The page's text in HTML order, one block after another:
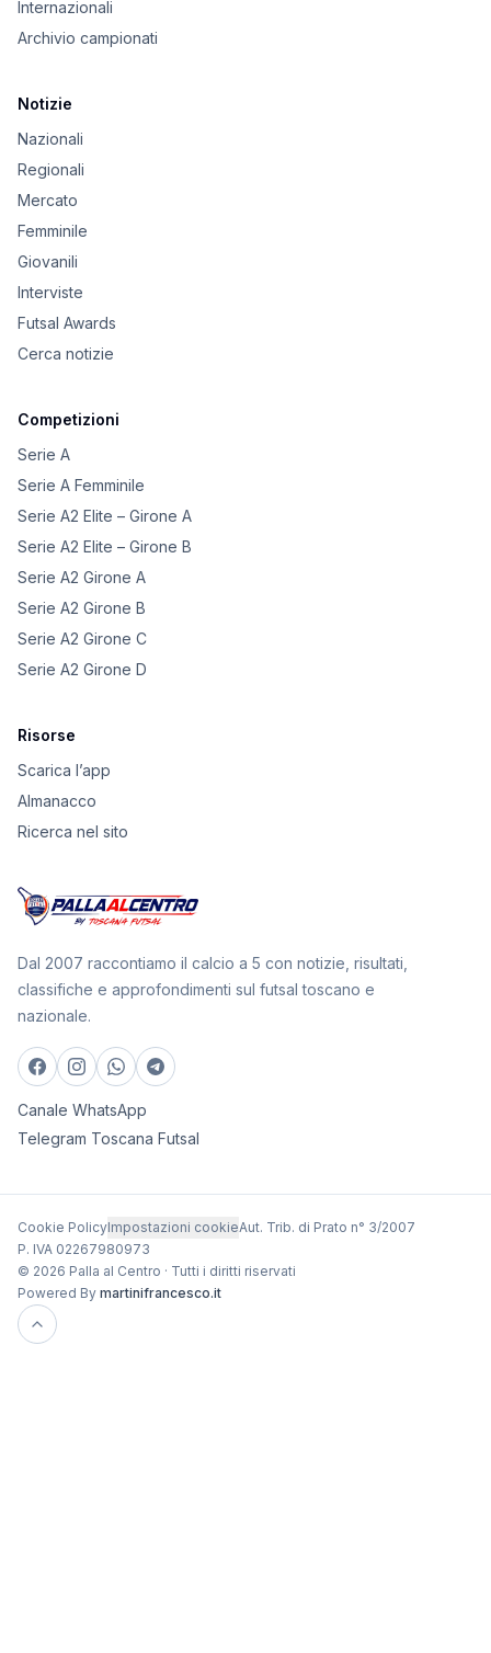
Internazionali
Archivio campionati
Notizie
Nazionali
Regionali
Mercato
Femminile
Giovanili
Interviste
Futsal Awards
Cerca notizie
Competizioni
Serie A
Serie A Femminile
Serie A2 Elite – Girone A
Serie A2 Elite – Girone B
Serie A2 Girone A
Serie A2 Girone B
Serie A2 Girone C
Serie A2 Girone D
Risorse
Scarica l’app
Almanacco
Ricerca nel sito
Dal 2007 raccontiamo il calcio a 5 con notizie, risultati,
classifiche e approfondimenti sul futsal toscano e
nazionale.
Canale WhatsApp
Telegram Toscana Futsal
Cookie PolicyImpostazioni cookieAut. Trib. di Prato n° 3/2007
P. IVA 02267980973
© 2026 Palla al Centro · Tutti i diritti riservati
Powered By martinifrancesco.it